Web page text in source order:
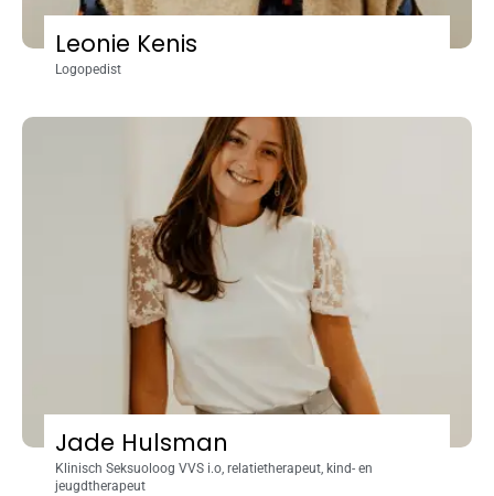
Leonie Kenis
Logopedist
Jade Hulsman
Klinisch Seksuoloog VVS i.o, relatietherapeut, kind- en
jeugdtherapeut